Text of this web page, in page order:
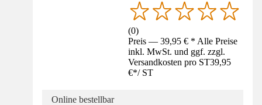
(0)
Preis — 39,95 € * Alle Preise
inkl. MwSt. und ggf. zzgl.
Versandkosten pro ST39,95
€*/ ST
Online bestellbar